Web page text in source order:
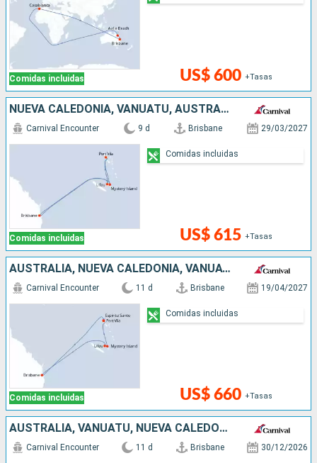
Comidas incluidas US$ 600 +Tasas
NUEVA CALEDONIA, VANUATU, AUSTRALIA
Comidas incluidas
Carnival Encounter 9 d Brisbane 29/03/2027
US$ 615 +Tasas
Comidas incluidas
AUSTRALIA, NUEVA CALEDONIA, VANUATU
Comidas incluidas
Carnival Encounter 11 d Brisbane 19/04/2027
US$ 660 +Tasas
Comidas incluidas
AUSTRALIA, VANUATU, NUEVA CALEDONIA
Carnival Encounter 11 d Brisbane 30/12/2026